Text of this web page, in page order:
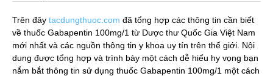
Trên đây tacdungthuoc.com đã tổng hợp các thông tin cần biết
về thuốc Gabapentin 100mg/1 từ Dược thư Quốc Gia Việt Nam
mới nhất và các nguồn thông tin y khoa uy tín trên thế giới. Nội
dung được tổng hợp và trình bày một cách dễ hiểu hy vọng bạn
nắm bắt thông tin sử dụng thuốc Gabapentin 100mg/1 một cách